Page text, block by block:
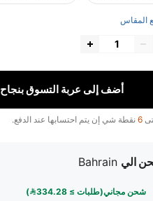
المقاس
أضف إلى عربة التسوق بنجاح
6 نقطة شي إن يتم احتسابها عند الدفع.
الي Bahrain
شحن مجاني(طلبات ≥ 334.28)